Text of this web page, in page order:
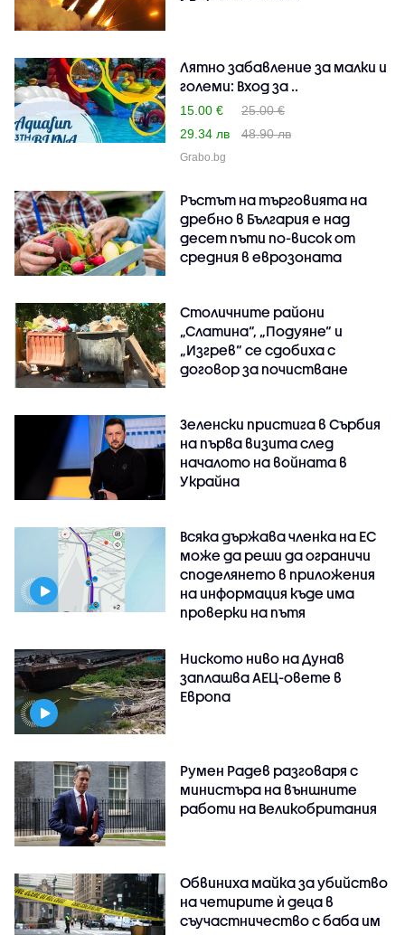
Лятно забавление за малки и
големи: Вход за ..
15.00 €
25.00 €
29.34 лв
48.90 лв
Grabo.bg
Ръстът на търговията на
дребно в България е над
десет пъти по-висок от
средния в еврозоната
Столичните райони
„Слатина“, „Подуяне“ и
„Изгрев“ се сдобиха с
договор за почистване
Зеленски пристига в Сърбия
на първа визита след
началото на войната в
Украйна
Всяка държава членка на ЕС
може да реши да ограничи
споделянето в приложения
на информация къде има
проверки на пътя
Ниското ниво на Дунав
заплашва АЕЦ-овете в
Европа
Румен Радев разговаря с
министъра на външните
работи на Великобритания
Обвиниха майка за убийство
на четирите ѝ деца в
съучастничество с баба им